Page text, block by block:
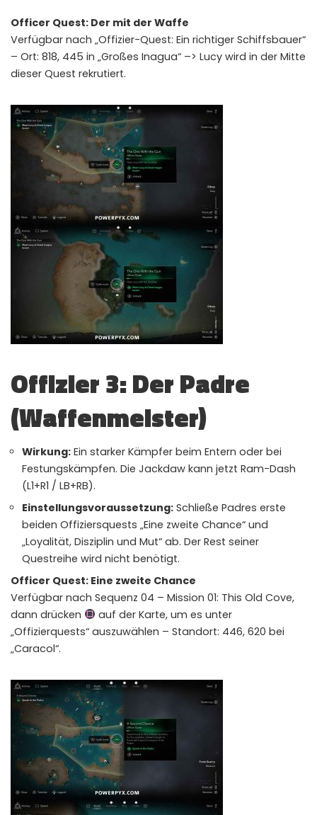
Officer Quest: Der mit der Waffe
Verfügbar nach „Offizier-Quest: Ein richtiger Schiffsbauer“
– Ort: 818, 445 in „Großes Inagua“ –> Lucy wird in der Mitte
dieser Quest rekrutiert.
Offizier 3: Der Padre
(Waffenmeister)
Wirkung: Ein starker Kämpfer beim Entern oder bei
Festungskämpfen. Die Jackdaw kann jetzt Ram-Dash
(L1+R1 / LB+RB).
Einstellungsvoraussetzung: Schließe Padres erste
beiden Offiziersquests „Eine zweite Chance“ und
„Loyalität, Disziplin und Mut“ ab. Der Rest seiner
Questreihe wird nicht benötigt.
Officer Quest: Eine zweite Chance
Verfügbar nach Sequenz 04 – Mission 01: This Old Cove,
dann drücken
auf der Karte, um es unter
„Offizierquests“ auszuwählen – Standort: 446, 620 bei
„Caracol“.